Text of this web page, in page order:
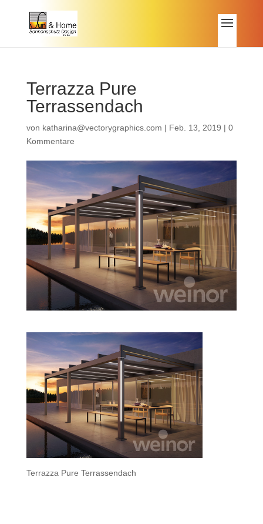
Terrazza Pure
Terrassendach
von katharina@vectorygraphics.com | Feb. 13, 2019 | 0
Kommentare
Terrazza Pure Terrassendach